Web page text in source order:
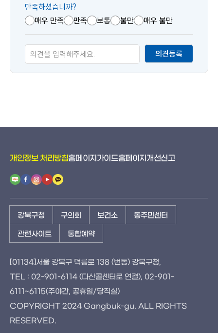
텐
츠
만
족
도
만족하셨습니까?
매우 만족
만족 보통 불만 매우 불만
의견등록
개인정보 처리방침홈페이지가이드홈페이지개선신고
강북구청 구의회 보건소 동주민센터
관련사이트 통합예약
[01134]서울 강북구 덕릉로 138 (번동) 강북구청,
TEL : 02-901-6114 (다산콜센터로 연결), 02-901-
6111~6115(주야간, 공휴일/당직실)
COPYRIGHT 2024 Gangbuk-gu. ALL RIGHTS
RESERVED.